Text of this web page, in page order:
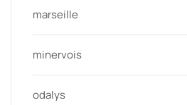
marseille
minervois
odalys